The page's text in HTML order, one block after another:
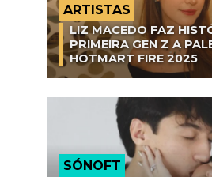
ARTISTAS
LIZ MACEDO FAZ
PRIMEIRA GEN Z A
HOTMART FIRE 2025
SÓNOFT